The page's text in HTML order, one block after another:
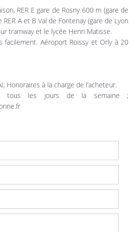
RER E gare de Rosny 600 m (gare de
RER A et B Val de Fontenay (gare de Lyon
tramway et le lycée Henri Matisse.
facilement. Aéroport Roissy et Orly à 20
Honoraires à la charge de l’acheteur.
les jours de la semaine ;